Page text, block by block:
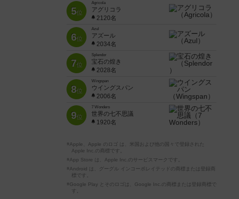
5位
Agricola
アグリコラ
2120名
6位
Azul
アズール
2034名
7位
Splendor
宝石の煌き
2028名
8位
Wingspan
ウイングスパン
2006名
9位
7 Wonders
世界の七不思議
1920名
※Apple、Apple のロゴ は、米国および他の国々で登録された
Apple Inc.の商標です。
※App Store は、Apple Inc.のサービスマークです。
※Android は、グーグル インコーポレイテッドの商標または登録商
標です。
※Google Play とそのロゴは、Google Inc.の商標または登録商標で
す。